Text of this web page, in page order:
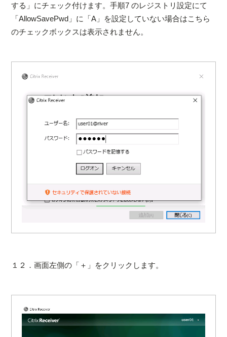
する」にチェック付けます。手順7 のレジストリ設定にて
「AllowSavePwd」に「A」を設定していない場合はこちら
のチェックボックスは表示されません。
１２．画面左側の「＋」をクリックします。